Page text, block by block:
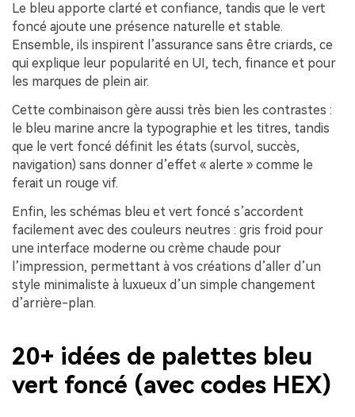
Le bleu apporte clarté et confiance, tandis que le vert
foncé ajoute une présence naturelle et stable.
Ensemble, ils inspirent l’assurance sans être criards, ce
qui explique leur popularité en UI, tech, finance et pour
les marques de plein air.
Cette combinaison gère aussi très bien les contrastes :
le bleu marine ancre la typographie et les titres, tandis
que le vert foncé définit les états (survol, succès,
navigation) sans donner d’effet « alerte » comme le
ferait un rouge vif.
Enfin, les schémas bleu et vert foncé s’accordent
facilement avec des couleurs neutres : gris froid pour
une interface moderne ou crème chaude pour
l’impression, permettant à vos créations d’aller d’un
style minimaliste à luxueux d’un simple changement
d’arrière-plan.
20+ idées de palettes bleu
vert foncé (avec codes HEX)